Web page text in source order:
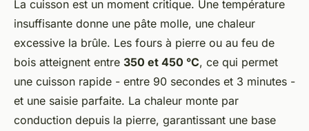
La cuisson est un moment critique. Une température
insuffisante donne une pâte molle, une chaleur
excessive la brûle. Les fours à pierre ou au feu de
bois atteignent entre 350 et 450 °C, ce qui permet
une cuisson rapide - entre 90 secondes et 3 minutes -
et une saisie parfaite. La chaleur monte par
conduction depuis la pierre, garantissant une base